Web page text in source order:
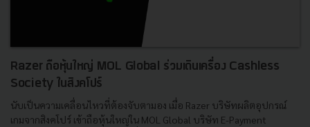
Razer ถือหุ้นใหญ่ MOL Global ร่วมเดินเครื่อง Cashless
Society ในสิงคโปร์
นับเป็นความเคลื่อนไหวที่ต้องจับตามอง เมื่อ Razer บริษัทผลิตอุปกรณ์
เกมจากสิงคโปร์ เข้าถือหุ้นใหญ่ใน MOL Global บริษัท E-Payment